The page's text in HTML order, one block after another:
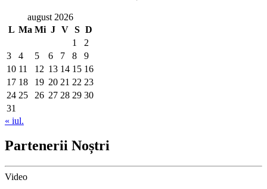
august 2026
L Ma Mi J V S D
1
2
3
4 5 6 7 8
9
10 11 12 13 14 15 16
17 18 19 20 21 22 23
24 25 26 27 28 29 30
31
« iul.
Partenerii Noștri
Video